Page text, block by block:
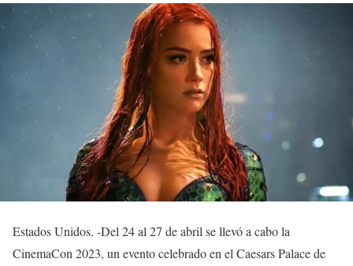
Estados Unidos. -Del 24 al 27 de abril se llevó a cabo la
CinemaCon 2023, un evento celebrado en el Caesars Palace de